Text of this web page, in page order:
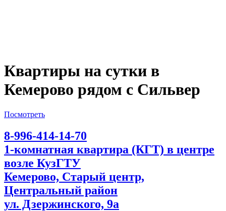
Квартиры на сутки в
Кемерово рядом с Сильвер
Посмотреть
8-996-414-14-70
1-комнатная квартира (КГТ) в центре
возле КузГТУ
Кемерово, Старый центр,
Центральный район
ул. Дзержинского, 9а